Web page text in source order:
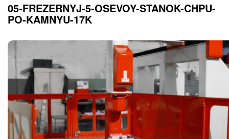
05-FREZERNYJ-5-OSEVOY-STANOK-CHPU-
PO-KAMNYU-17K